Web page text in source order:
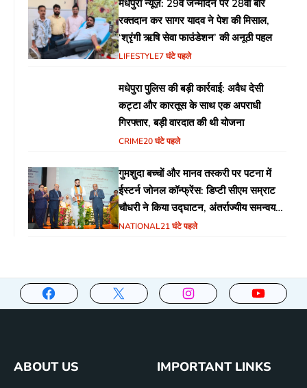
मधेपुरा न्यूज़: 29वें जन्मदिन पर 28वीं बार
रक्तदान कर सागर यादव ने पेश की मिसाल,
‘श्रृंगी ऋषि सेवा फाउंडेशन’ की अनूठी पहल
LIFESTYLE7 घंटे पहले
मधेपुरा पुलिस की बड़ी कार्रवाई: अवैध देसी
कट्टा और कारतूस के साथ एक अपराधी
गिरफ्तार, बड़ी वारदात की थी योजना
CRIME20 घंटे पहले
गुमशुदा बच्चों और मानव तस्करी पर पटना में
ईस्टर्न जोनल कॉन्फ्रेंस: डिप्टी सीएम सम्राट
चौधरी ने किया उद्घाटन, अंतर्राज्यीय समन्वय
पर जोर
NATIONAL21 घंटे पहले
ABOUT US
IMPORTANT LINKS